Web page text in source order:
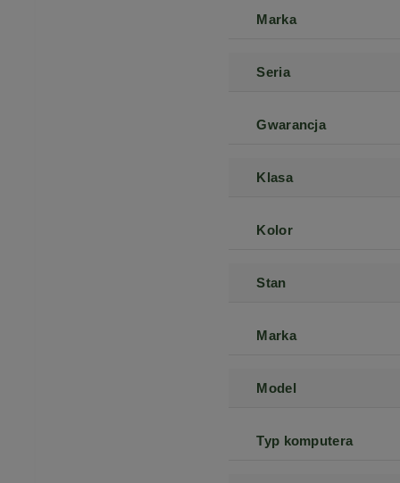
Marka
Seria
Gwarancja
Klasa
Kolor
Stan
Marka
Model
Typ komputera